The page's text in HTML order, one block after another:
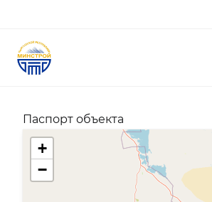
Паспорт объекта
+
−